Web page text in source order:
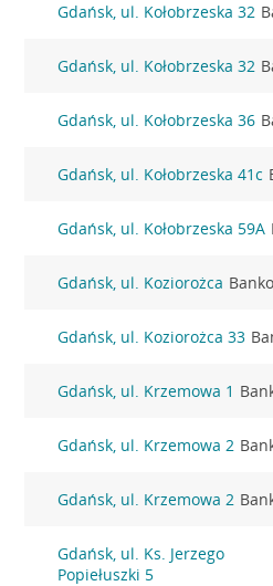
Gdańsk, ul. Kołobrzeska 32
Gdańsk, ul. Kołobrzeska 32
Gdańsk, ul. Kołobrzeska 36
Gdańsk, ul. Kołobrzeska 41c
Gdańsk, ul. Kołobrzeska 59A
Gdańsk, ul. Koziorożca
Gdańsk, ul. Koziorożca 33
Gdańsk, ul. Krzemowa 1
Gdańsk, ul. Krzemowa 2
Gdańsk, ul. Krzemowa 2
Gdańsk, ul. Ks. Jerzego
Popiełuszki 5